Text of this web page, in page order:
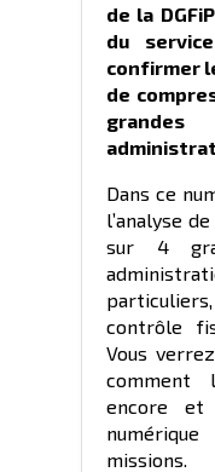
de la
du
confirmer
de
Dans ce
l’analyse
sur 4
contrôle
Vous
comment
encore